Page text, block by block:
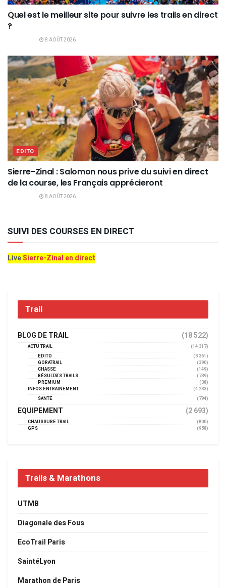
Quel est le meilleur site pour suivre les trails en direct
?
8 AOÛT 2026
EDITO
Sierre-Zinal : Salomon nous prive du suivi en direct
de la course, les Français apprécieront
8 AOÛT 2026
SUIVI DES COURSES EN DIRECT
LiveSierre-Zinal en direct
Trail
BLOG DE TRAIL (18 522)
ACTU TRAIL
(14 317)
EDITO
(3 361)
GORATRAIL
(390)
CHASSE
(149)
RÉSULTATS TRAILS
(739)
PREMIUM
(38)
INFOS ENTRAINEMENT
(4 233)
SANTÉ
(794)
EQUIPEMENT (2 693)
CHAUSSURE TRAIL
(800)
GPS
(958)
Trails & Marathons
UTMB
Diagonale des Fous
EcoTrail Paris
SaintéLyon
Marathon de Paris